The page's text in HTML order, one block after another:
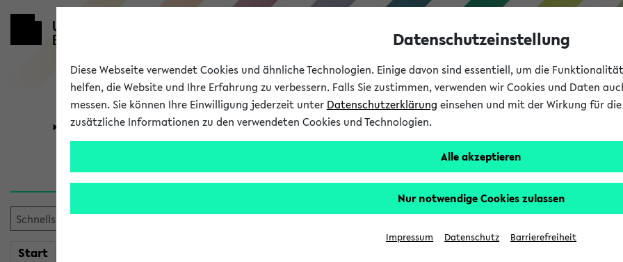
Universität Forschung Studium
Start
Alle Lehrenden
Datenschutzeinstellung
Diese Webseite verwendet Cookies und ähnliche Technologien. Einige davon sind essentiell, um die
helfen, die Website und Ihre Erfahrung zu verbessern. Falls Sie zustimmen, verwenden wir Cookies und Daten
messen. Sie können Ihre Einwilligung jederzeit unter Datenschutzerklärung einsehen und mit der Wirkung für
zusätzliche Informationen zu den verwendeten Cookies und Technologien.
Alle akzeptieren
Nur notwendige Cookies zulassen
Impressum Datenschutz Barrierefreiheit